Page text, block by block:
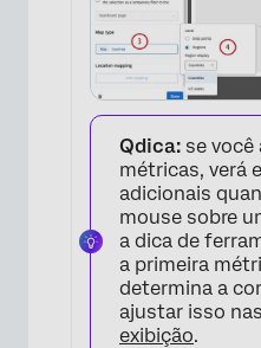
Qdica: se você
métricas, verá
adicionais
mouse sobre
a dica de
a primeira
determina a
ajustar isso nas
exibição.